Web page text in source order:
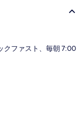
クファスト、毎朝 7:00